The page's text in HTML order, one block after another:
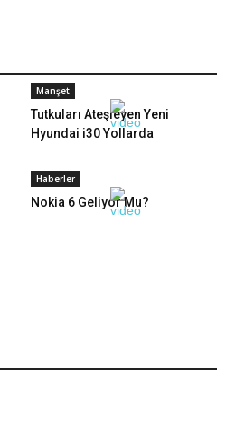
Manşet
Tutkuları Ateşleyen Yeni
Hyundai i30 Yollarda
Haberler
Nokia 6 Geliyor Mu?